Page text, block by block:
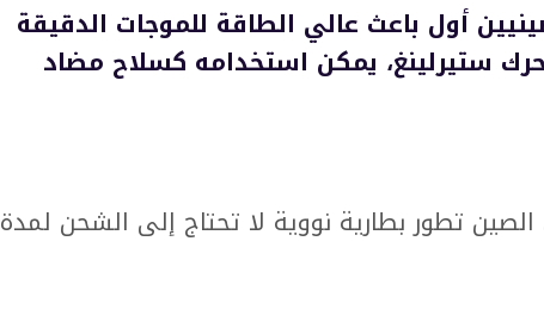
أول باعث عالي الطاقة للموجات الدقيقة
ستيرلينغ، يمكن استخدامه كسلاح مضاد
تطور بطارية نووية لا تحتاج إلى الشحن لمدة